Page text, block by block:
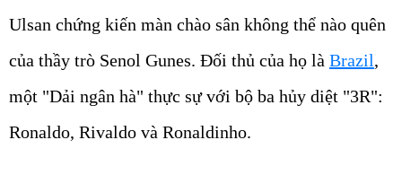
Ulsan chứng kiến màn chào sân không thể nào quên
của thầy trò Senol Gunes. Đối thủ của họ là Brazil,
một "Dải ngân hà" thực sự với bộ ba hủy diệt "3R":
Ronaldo, Rivaldo và Ronaldinho.